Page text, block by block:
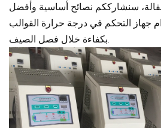
سنشارككم نصائح أساسية وأفضل
جهاز التحكم في درجة حرارة القوالب